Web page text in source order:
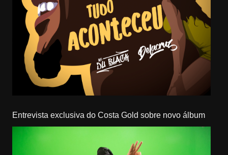
Entrevista exclusiva do Costa Gold sobre novo álbum